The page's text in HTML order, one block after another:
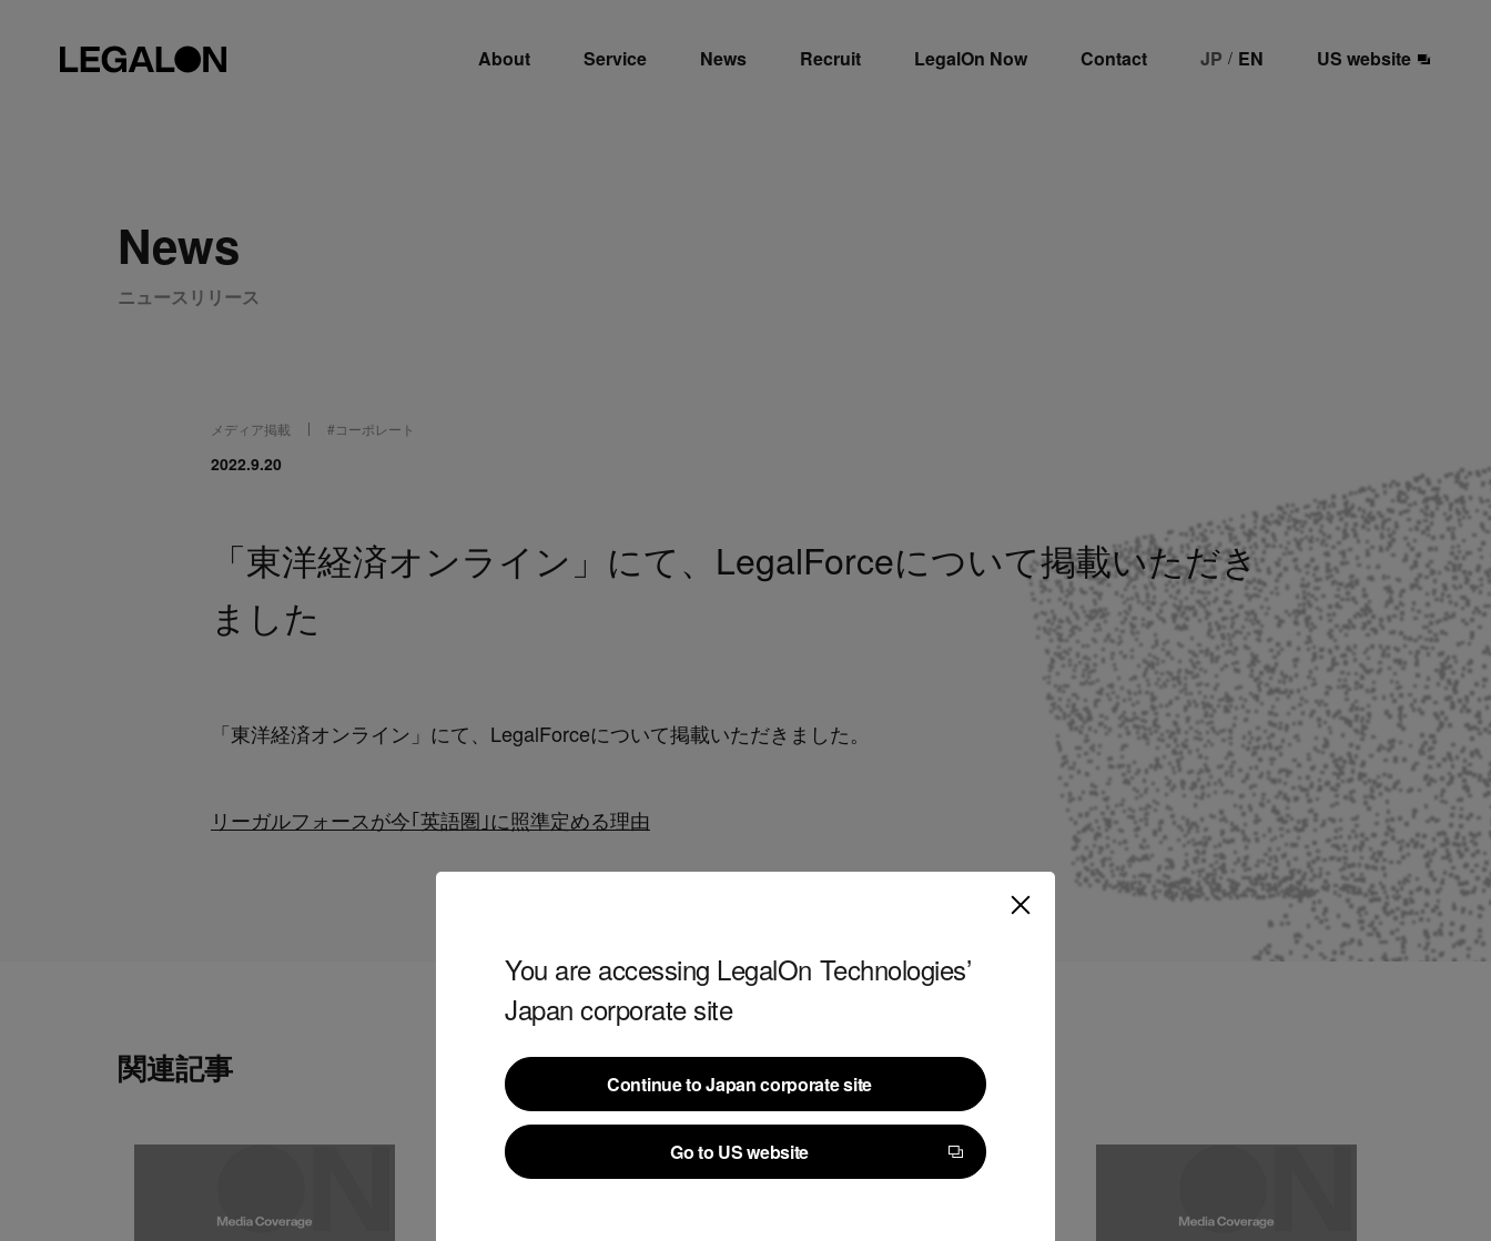
About Service News Recruit LegalOn Now Contact JP / EN US website
You are accessing LegalOn Technologies’
Japan corporate site
Continue to Japan corporate site
Continue to Japan corporate site
Go to US website
Go to US website
News
ニュースリリース
メディア掲載 #コーポレート
2022.9.20
「東洋経済オンライン」にて、LegalForceについて掲載いただき
ました
「東洋経済オンライン」にて、LegalForceについて掲載いただきました。
リーガルフォースが今｢英語圏｣に照準定める理由
関連記事